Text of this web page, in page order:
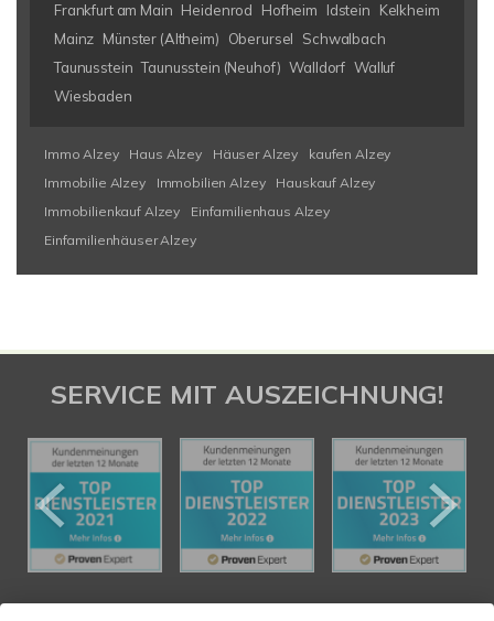
Frankfurt am Main Heidenrod Hofheim Idstein
Kelkheim
Mainz Münster (Altheim) Oberursel
Schwalbach
Taunusstein Taunusstein (Neuhof) Walldorf Walluf
Wiesbaden
Immo Alzey Haus Alzey Häuser Alzey
kaufen Alzey
Immobilie Alzey
Immobilien Alzey
Hauskauf Alzey
Immobilienkauf Alzey
Einfamilienhaus Alzey
Einfamilienhäuser Alzey
SERVICE MIT AUSZEICHNUNG!